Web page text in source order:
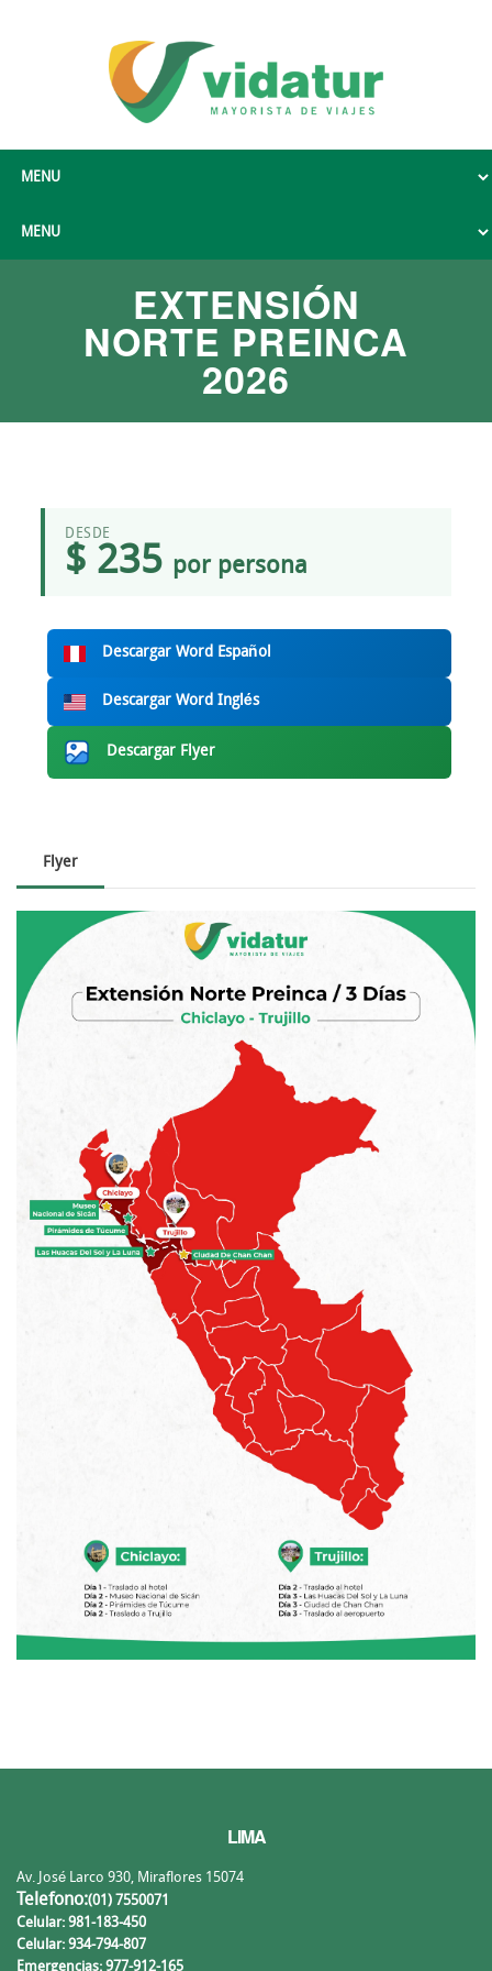
EXTENSIÓN
NORTE PREINCA
2026
DESDE
$ 235 por persona
Descargar Word Español
Descargar Word Inglés
Descargar Flyer
Flyer
LIMA
Av. José Larco 930, Miraflores 15074
Telefono:(01) 7550071
Celular: 981-183-450
Celular: 934-794-807
Emergencias: 977-912-165